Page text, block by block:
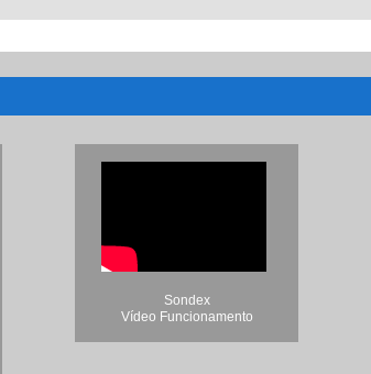
Sondex
Vídeo Funcionamento